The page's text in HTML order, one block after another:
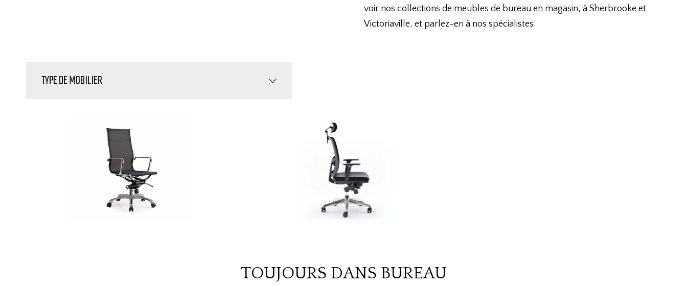
voir nos collections de meubles de bureau en magasin, à Sherbrooke et
Victoriaville, et parlez-en à nos spécialistes.
TYPE DE MOBILIER
TOUJOURS DANS BUREAU